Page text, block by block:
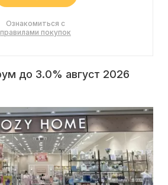
Ознакомиться с
правилами покупок
до 3.0% август 2026